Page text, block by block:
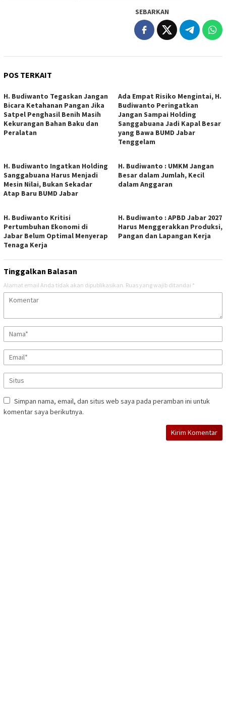
SEBARKAN
POS TERKAIT
H. Budiwanto Tegaskan Jangan
Bicara Ketahanan Pangan Jika
Satpel Penghasil Benih Masih
Kekurangan Bahan Baku dan
Peralatan
Ada Empat Risiko Mengintai, H.
Budiwanto Peringatkan
Jangan Sampai Holding
Sanggabuana Jadi Kapal Besar
yang Bawa BUMD Jabar
Tenggelam
H. Budiwanto Ingatkan Holding
Sanggabuana Harus Menjadi
Mesin Nilai, Bukan Sekadar
Atap Baru BUMD Jabar
H. Budiwanto : UMKM Jangan
Besar dalam Jumlah, Kecil
dalam Anggaran
H. Budiwanto Kritisi
Pertumbuhan Ekonomi di
Jabar Belum Optimal Menyerap
Tenaga Kerja
H. Budiwanto : APBD Jabar 2027
Harus Menggerakkan Produksi,
Pangan dan Lapangan Kerja
Tinggalkan Balasan
Alamat email Anda tidak akan dipublikasikan. Ruas yang wajib ditandai *
Simpan nama, email, dan situs web saya pada peramban ini untuk
komentar saya berikutnya.